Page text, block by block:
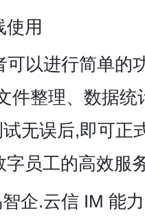
使用
可以进行简单的
件整理、数据统
无误后,即可正
字员工的高效服
企.云信 IM 能